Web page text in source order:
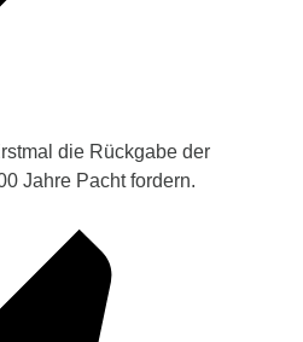
die Rückgabe der
Jahre Pacht fordern.